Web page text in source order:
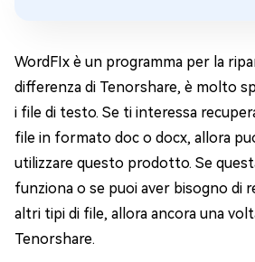
WordFIx è un programma per la
differenza di Tenorshare, è molto
i file di testo. Se ti interessa
file in formato doc o docx, allora
utilizzare questo prodotto. Se
funziona o se puoi aver bisogno di
altri tipi di file, allora ancora una
Tenorshare.